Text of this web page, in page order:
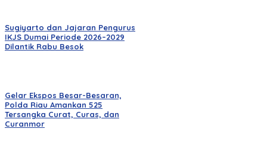
Sugiyarto dan Jajaran Pengurus
IKJS Dumai Periode 2026–2029
Dilantik Rabu Besok
Gelar Ekspos Besar-Besaran,
Polda Riau Amankan 525
Tersangka Curat, Curas, dan
Curanmor